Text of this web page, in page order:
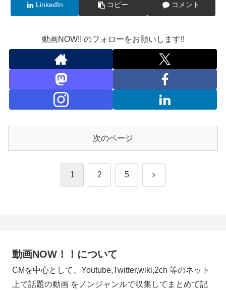
LinkedIn コピー コメント
動画NOW!! のフォローをお願いします!!
次のページ
1 2 5 次
動画NOW！！について
CMを中心として、Youtube,Twitter,wiki,2ch 等のネット
上で話題の動画 をノンジャンルで収集してまとめて記